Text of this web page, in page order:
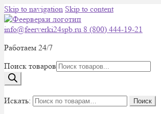
Skip to navigation Skip to content
info@feerverki24spb.ru 8 (800) 444-19-21
Работаем 24/7
Поиск товаров
Искать:
Поиск